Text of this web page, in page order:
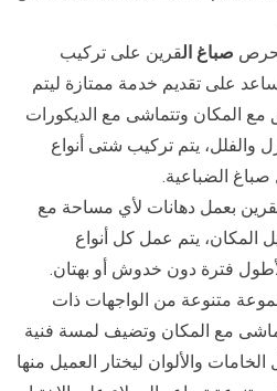
صباغ القرين على تركيب
على تقديم خدمة ممتازة ليتم
مع المكان وتتماشى مع الديكورات
والفلل، يتم تركيب شتى أنواع
الضباعية.
قرين بعمل دهانات لأي مساحة مع
المكان، يتم عمل كل أنواع
فترة دون خدوش أو بهتان.
متنوعة من الواجهات ذات
مع المكان وتضيف لمسة فنية
والألوان ليختار العميل منها